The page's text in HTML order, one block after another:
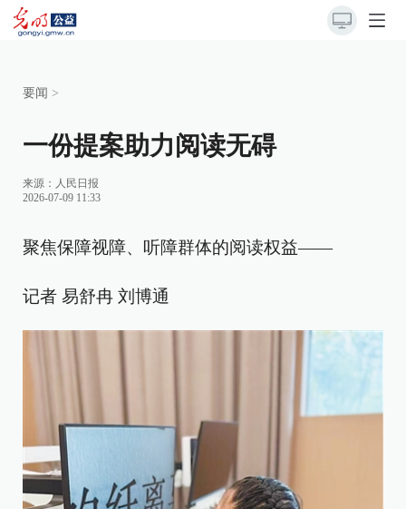
要闻 >
一份提案助力阅读无碍
来源： 人民日报
2026-07-09 11:33
聚焦保障视障、听障群体的阅读权益——
记者 易舒冉 刘博通